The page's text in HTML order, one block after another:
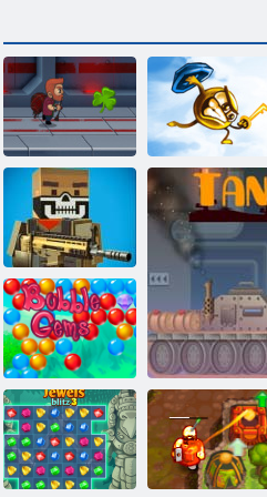
Jetpack Meister Key & Shield
Verrückte
Pixelkrieg
Bubble Gemes -
3 Gewinnt